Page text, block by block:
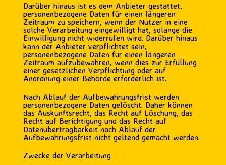
Darüber hinaus ist es dem Anbieter gestattet,
personenbezogene Daten für einen längeren
Zeitraum zu speichern, wenn der Nutzer in eine
solche Verarbeitung eingewilligt hat, solange die
Einwilligung nicht widerrufen wird. Darüber hinaus
kann der Anbieter verpflichtet sein,
personenbezogene Daten für einen längeren
Zeitraum aufzubewahren, wenn dies zur Erfüllung
einer gesetzlichen Verpflichtung oder auf
Anordnung einer Behörde erforderlich ist.
Nach Ablauf der Aufbewahrungsfrist werden
personenbezogene Daten gelöscht. Daher können
das Auskunftsrecht, das Recht auf Löschung, das
Recht auf Berichtigung und das Recht auf
Datenübertragbarkeit nach Ablauf der
Aufbewahrungsfrist nicht geltend gemacht werden.
Zwecke der Verarbeitung